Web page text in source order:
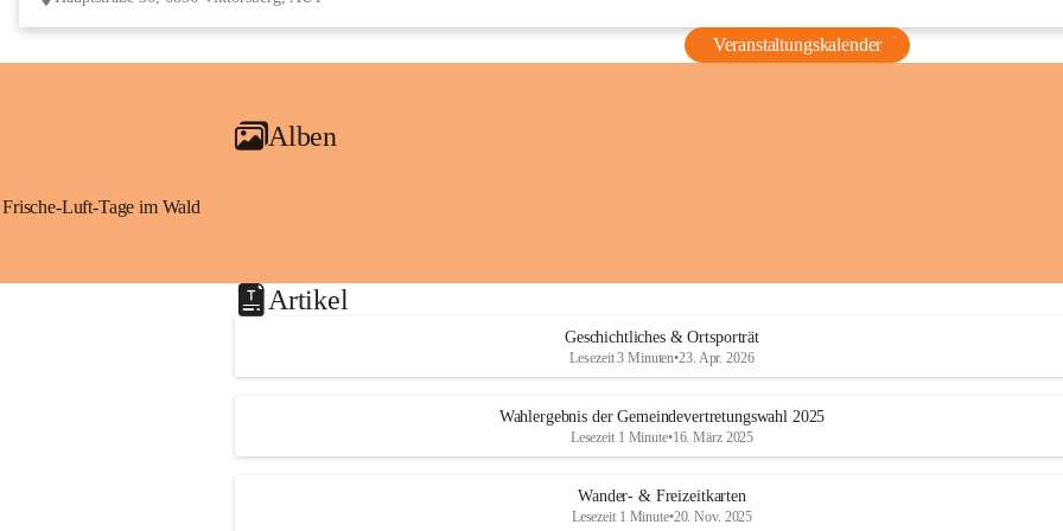
Veranstaltungskalender
Alben
Frische-Luft-Tage im Wald
Artikel
Geschichtliches & Ortsporträt
Lesezeit 3 Minuten•23. Apr. 2026
Wahlergebnis der Gemeindevertretungswahl 2025
Lesezeit 1 Minute•16. März 2025
Wander- & Freizeitkarten
Lesezeit 1 Minute•20. Nov. 2025